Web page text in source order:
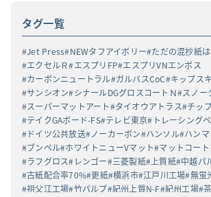
タグ一覧
Jet Press NEWタフアイボリー ただの混抄紙
エクセルＲ エスプリFP エスプリVNエンボス
カーボンニュートラル ガルバスCoC キップス
サンシオン シナールDGグロスコートＮ
スノー
スーパーマットアート タイオウアトラス チッ
テイクGAボード-FS テレビ東京
トレーシング
ドイツ公共放送 ノーカーボン ハンソル ハン
ブンペル ホワイトニューVマット マットコー
ラフグロス レンゴー 三菱製紙 上質紙 中越パ
古紙配合率70% 更紙 横浜市 江戸川工場 無蛍
祖父江工場 竹パルプ 紀州上質N-F 紀州工場